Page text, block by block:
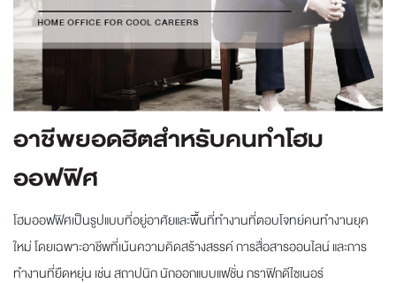
อาชีพยอดฮิตสำหรับคนทำโฮม
ออฟฟิศ
โฮมออฟฟิศเป็นรูปแบบที่อยู่อาศัยและพื้นที่ทำงานที่ตอบโจทย์คนทำงานยุค
ใหม่ โดยเฉพาะอาชีพที่เน้นความคิดสร้างสรรค์ การสื่อสารออนไลน์ และการ
ทำงานที่ยืดหยุ่น เช่น สถาปนิก นักออกแบบแฟชั่น กราฟิกดีไซเนอร์